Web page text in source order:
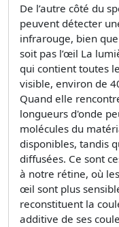
De l’autre côté du
peuvent détecter
infrarouge, bien
soit pas l’œil La
qui contient toutes
visible, environ de
Quand elle
longueurs d'onde
molécules du
disponibles, tandis
diffusées. Ce sont
à notre rétine, où
œil sont plus
reconstituent la
additive de ses